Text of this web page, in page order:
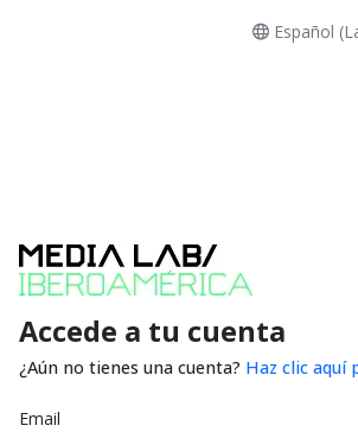
Español
Accede a tu cuenta
¿Aún no tienes una cuenta? Haz clic aquí
Email